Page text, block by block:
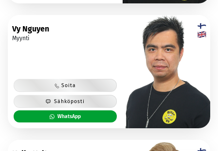
Vy Nguyen
Myynti
Soita
Sähköposti
WhatsApp